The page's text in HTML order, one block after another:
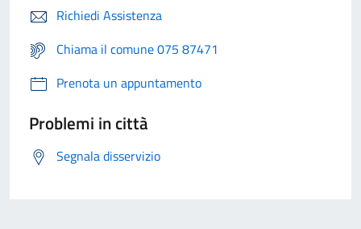
Richiedi Assistenza
Chiama il comune 075 87471
Prenota un appuntamento
Problemi in città
Segnala disservizio